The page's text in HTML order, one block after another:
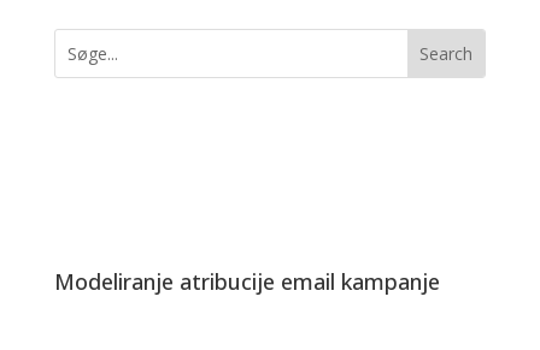
Modeliranje atribucije email kampanje